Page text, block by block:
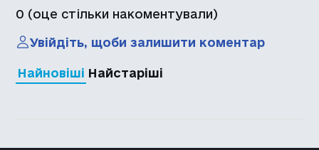
0 (оце стільки накоментували)
Увійдіть, щоби залишити коментар
Найновіші Найстаріші